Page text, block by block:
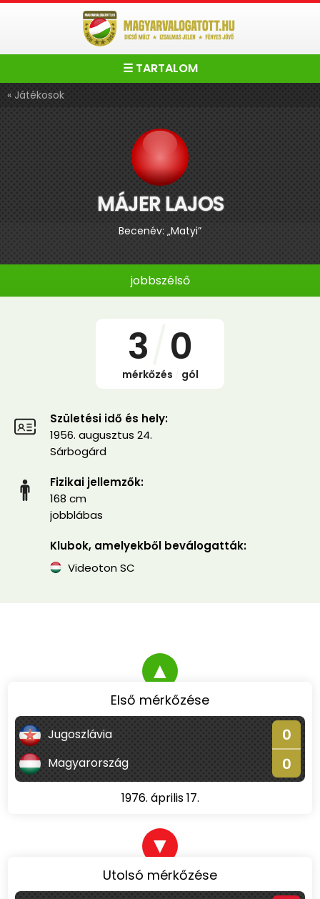
☰ TARTALOM
« Játékosok
MÁJER LAJOS
Becenév: „Matyi”
jobbszélső
3 0
mérkőzés gól
Születési idő és hely:
1956. augusztus 24.
Sárbogárd
Fizikai jellemzők:
168 cm
jobblábas
Klubok, amelyekből beválogatták:
Videoton SC
▲
Első mérkőzése
Jugoszlávia 0
Magyarország 0
1976. április 17.
▼
Utolsó mérkőzése